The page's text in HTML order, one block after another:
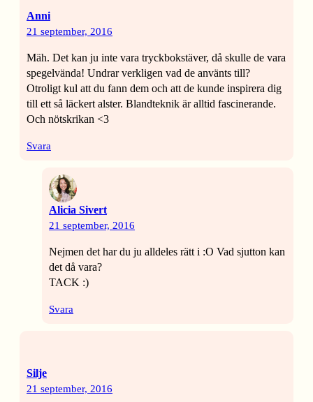
Anni
21 september, 2016
Mäh. Det kan ju inte vara tryckbokstäver, då skulle de vara
spegelvända! Undrar verkligen vad de använts till?
Otroligt kul att du fann dem och att de kunde inspirera dig
till ett så läckert alster. Blandteknik är alltid fascinerande.
Och nötskrikan <3
Svara
Alicia Sivert
21 september, 2016
Nejmen det har du ju alldeles rätt i :O Vad sjutton kan
det då vara?
TACK :)
Svara
Silje
21 september, 2016